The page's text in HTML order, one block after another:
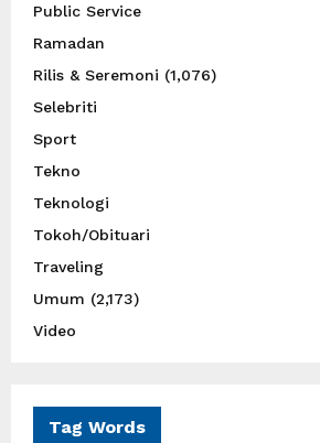
Public Service
Ramadan
Rilis & Seremoni (1,076)
Selebriti
Sport
Tekno
Teknologi
Tokoh/Obituari
Traveling
Umum (2,173)
Video
Tag Words